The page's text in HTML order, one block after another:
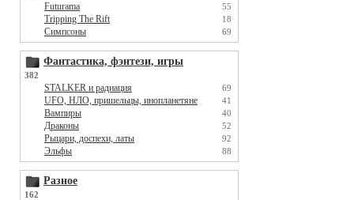
Futurama 55
Tripping The Rift 18
Симпсоны 69
Фантастика, фэнтези, игры
382
STALKER и радиация 69
UFO, НЛО, пришельцы, инопланетяне 41
Вампиры 40
Драконы 52
Рыцари, доспехи, латы 92
Эльфы 88
Разное
162